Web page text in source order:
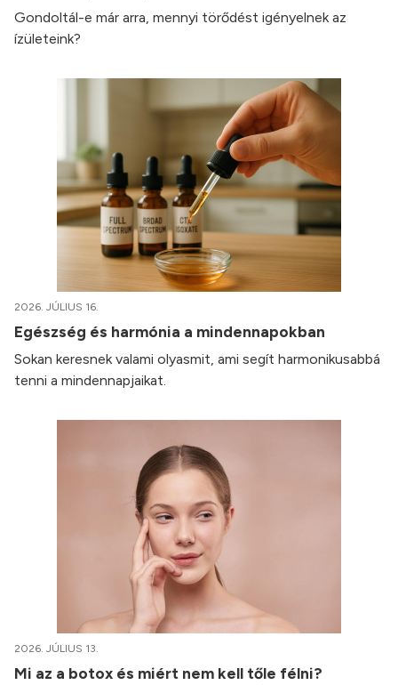
Gondoltál-e már arra, mennyi törődést igényelnek az
ízületeink?
2026. JÚLIUS 16.
Egészség és harmónia a mindennapokban
Sokan keresnek valami olyasmit, ami segít harmonikusabbá
tenni a mindennapjaikat.
2026. JÚLIUS 13.
Mi az a botox és miért nem kell tőle félni?